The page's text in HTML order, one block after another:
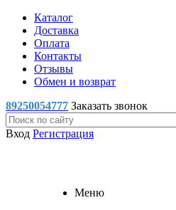
Каталог
Доставка
Оплата
Контакты
Отзывы
Обмен и возврат
89250054777 Заказать звонок
Вход Регистрация
Меню